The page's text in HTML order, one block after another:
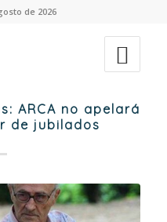
de 2026
ARCA no apelará
de jubilados